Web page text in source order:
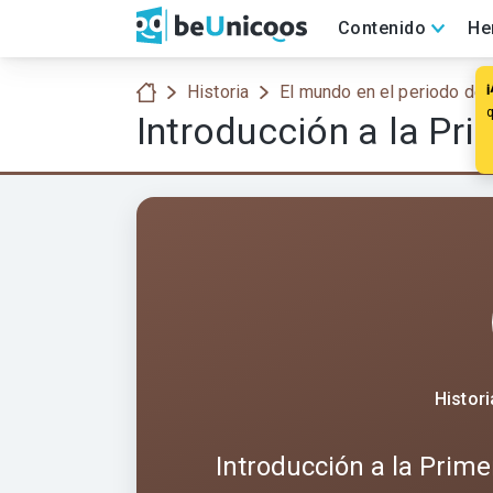
Contenido
Historia El mundo en el periodo
Introducción a la
Introducción a la